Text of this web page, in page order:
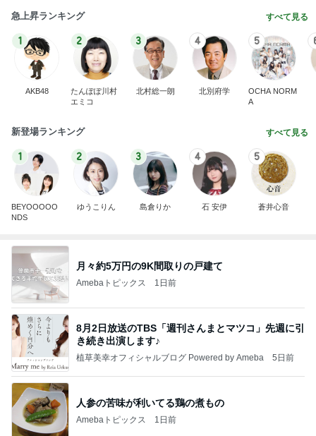
急上昇ランキング すべて見る
1
AKB48
2
たんぽぽ川村
エミコ
3
北村総一朗
4
北別府学
5
OCHA NORM
A
新登場ランキング すべて見る
1
BEYOOOOO
NDS
2
ゆうこりん
3
島倉りか
4
石 安伊
5
蒼井心音
月々約5万円の9K間取りの戸建て
Amebaトピックス 1日前
8月2日放送のTBS「週刊さんまとマツコ」先週に引
き続き出演します♪
植草美幸オフィシャルブログ Powered by Ameba 5日前
人参の苦味が利いてる鶏の煮もの
Amebaトピックス 1日前